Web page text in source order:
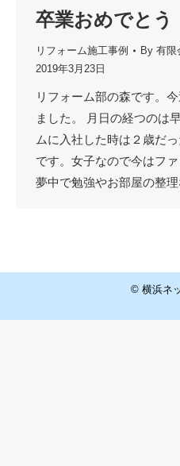
卒業おめでとう
リフォーム施工事例 By 有限
2019年3月23日
リフォーム部の森です。
ました。 月日の経つのは
ムに入社した時は２歳だ
です。女子なので今はフ
夢中で勉強やお部屋の整
© 横浜ネ